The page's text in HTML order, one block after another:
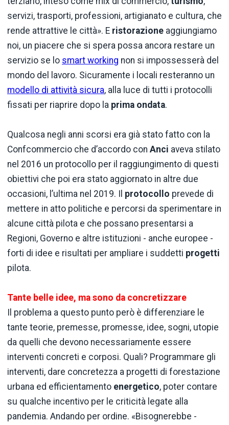
servizi, trasporti, professioni, artigianato e cultura, che
rende attrattive le città». E ristorazione aggiungiamo
noi, un piacere che si spera possa ancora restare un
servizio se lo smart working non si impossesserà del
mondo del lavoro. Sicuramente i locali resteranno un
modello di attività sicura, alla luce di tutti i protocolli
fissati per riaprire dopo la prima ondata.
Qualcosa negli anni scorsi era già stato fatto con la
Confcommercio che d’accordo con Anci aveva stilato
nel 2016 un protocollo per il raggiungimento di questi
obiettivi che poi era stato aggiornato in altre due
occasioni, l’ultima nel 2019. Il protocollo prevede di
mettere in atto politiche e percorsi da sperimentare in
alcune città pilota e che possano presentarsi a
Regioni, Governo e altre istituzioni - anche europee -
forti di idee e risultati per ampliare i suddetti progetti
pilota.
Tante belle idee, ma sono da concretizzare
Il problema a questo punto però è differenziare le
tante teorie, premesse, promesse, idee, sogni, utopie
da quelli che devono necessariamente essere
interventi concreti e corposi. Quali? Programmare gli
interventi, dare concretezza a progetti di forestazione
urbana ed efficientamento energetico, poter contare
su qualche incentivo per le criticità legate alla
pandemia. Andando per ordine. «Bisognerebbe -